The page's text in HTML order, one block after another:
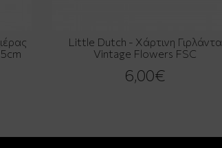
Little Dutch - Χάρτινη Γιρλάντα
Vintage Flowers FSC
6,00€